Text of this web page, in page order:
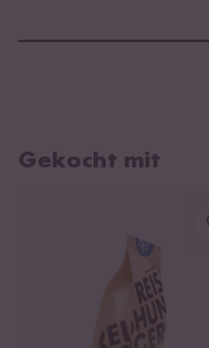
Gekocht mit